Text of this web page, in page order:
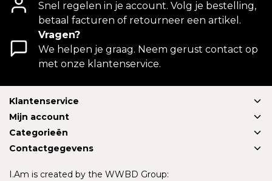
Snel regelen in je account. Volg je bestelling,
betaal facturen of retourneer een artikel.
Vragen?
We helpen je graag. Neem gerust contact op
met onze klantenservice.
Klantenservice
Mijn account
Categorieën
Contactgegevens
I.Am is created by the WWBD Group: